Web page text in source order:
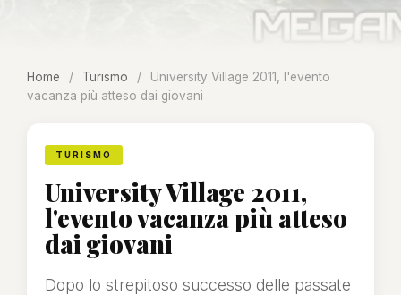
Home / Turismo /
University Village 2011, l'evento
vacanza più atteso dai giovani
TURISMO
University Village 2011,
l'evento vacanza più atteso
dai giovani
Dopo lo strepitoso successo delle passate